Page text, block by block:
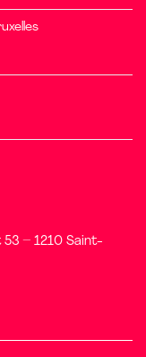
53 – 1210 Saint-